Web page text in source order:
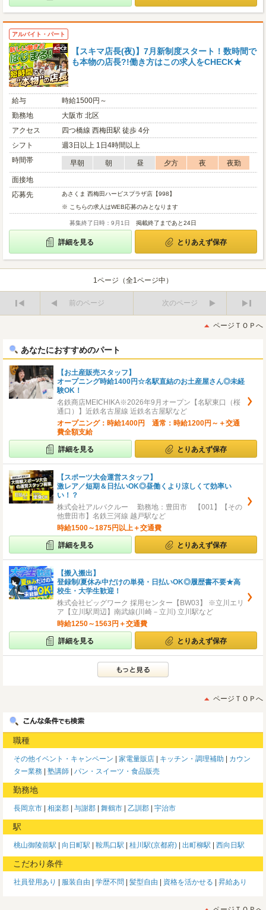
アルバイト・パート
【スキマ店長(夜)】7月新制度スタート！数時間で
も本物の店長?!働き方はこの求人をCHECK★
給与
時給1500円～
勤務地
大阪市 北区
アクセス
四つ橋線 西梅田駅 徒歩 4分
シフト
週3日以上 1日4時間以上
時間帯
早朝 朝 昼 夕方 夜
夜勤
面接地
応募先
あさくま 西梅田ハービスプラザ店【998】
※ こちらの求人はWEB応募のみとなります
募集終了日時：9月1日 掲載終了まであと24日
詳細を見る とりあえず保存
1ページ（全1ページ中）
前のページ
次のページ
後
ページＴＯＰへ
あなたにおすすめのパート
【お土産販売スタッフ】
オープニング時給1400円☆名駅直結のお土産屋さん◎未経
験OK！
名鉄商店MEICHIKA※2026年9月オープン【名駅東口（桜
通口）】近鉄名古屋線 近鉄名古屋駅など
オープニング：時給1400円 通常：時給1200円～＋交通
費全額支給
詳細を見る とりあえず保存
【スポーツ大会運営スタッフ】
激レア／短期＆日払いOK◎昼働くより涼しくて効率い
い！？
株式会社アルバクルー 勤務地：豊田市 【001】【その
他豊田市】名鉄三河線 越戸駅など
時給1500～1875円以上＋交通費
詳細を見る とりあえず保存
【搬入搬出】
登録制/夏休み中だけの単発・日払いOK◎履歴書不要★高
校生・大学生歓迎！
株式会社ビッグワーク 採用センター【BW03】 ※立川エリ
ア【立川駅周辺】南武線(川崎－立川) 立川駅など
時給1250～1563円＋交通費
詳細を見る とりあえず保存
ページＴＯＰへ
職種
その他イベント・キャンペーン 家電量販店 キッチン・調理補助
カウン
ター業務
塾講師 パン・スイーツ・食品販売
勤務地
長岡京市 相楽郡 与謝郡 舞鶴市 乙訓郡 宇治市
駅
桃山御陵前駅 向日町駅 鞍馬口駅 桂川駅(京都府) 出町柳駅 西向日駅
こだわり条件
社員登用あり 服装自由 学歴不問 髪型自由 資格を活かせる 昇給あり